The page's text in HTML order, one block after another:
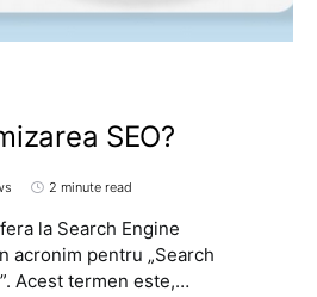
SEO?
2 minute read
la Search Engine
acronim pentru „Search
Acest termen este,…